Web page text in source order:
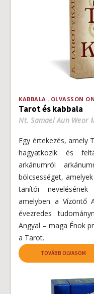
KABBALA OLVASSON
Tarot és kabbala
Nt. Samael Aun Weor
Egy értekezés, amely
hagyatkozik és
arkánumról
bölcsességet,
tanítói
amelyben a Vízöntő
évezredes
Angyal – maga Énok
a Tarot.
TOVÁBB OLVASOM